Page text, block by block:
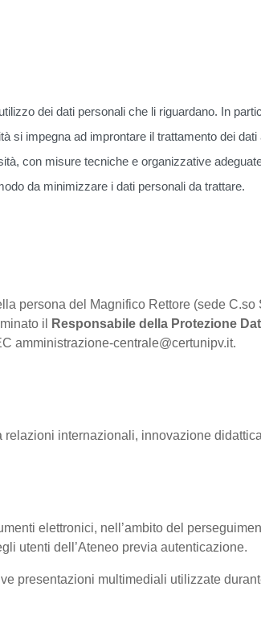
dei dati personali che li riguardano. In
si impegna ad improntare il trattamento dei
con misure tecniche e organizzative
da minimizzare i dati personali da trattare.
persona del Magnifico Rettore (sede
il
Responsabile della Protezione
amministrazione-centrale@certunipv.it.
relazioni internazionali, innovazione
elettronici, nell’ambito del
utenti dell’Ateneo previa autenticazione.
presentazioni multimediali utilizzate